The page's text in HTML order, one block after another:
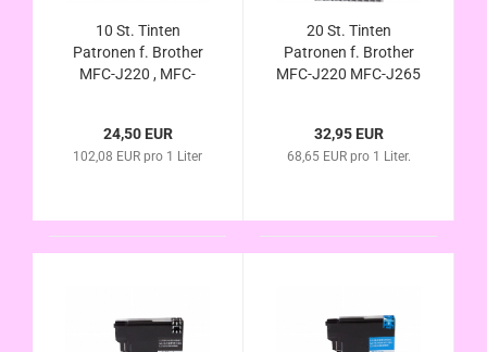
10 St. Tinten
Patronen f. Brother
MFC-J220 , MFC-
J125 , DCP-J140W ,
DCP-J315 W , DCP-
24,50 EUR
102,08 EUR pro 1 Liter
20 St. Tinten
Patronen f. Brother
MFC-J220 MFC-J265
DCP-J140W DCP-
J315 W , DCP-J515
32,95 EUR
68,65 EUR pro 1 Liter.